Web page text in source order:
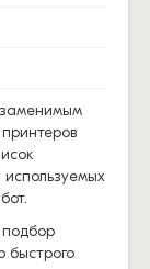
подбор
быстрого